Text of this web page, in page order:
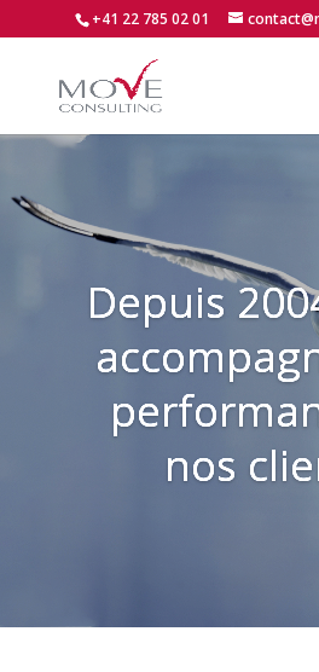
+41 22 785 02 01
Depuis
nos